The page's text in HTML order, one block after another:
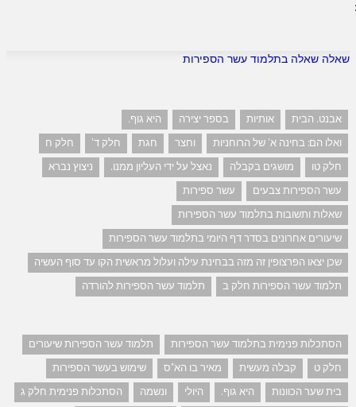
שאלה שאלה בתלמוד עשר הספירות
אבנט. הבית אותיות בספר יצירה
היא גוף.
ואלו הם: בחינה א' של הרוחניות
וחצר חגת חלק ד'
חלק ח
חלק טו
מושגים בקבלה נאצל על ידי העליון ממנו.
ניצוץ נברא
עשר הספירות צבעים
עשר ספירות
שאלות ותשובות בתלמוד עשר הספירות
שיעורים אחרונים בסדר דף היומי בתלמוד עשר הספירות
שכן יצאו הפרצופין זה מזה בבחינת עילה ועלול מראשית הקו עד סוף העשיה
תלמוד עשר הספירות חלק ב
תלמוד עשר הספירות להורדה
הסתכלות פנימית בתלמוד עשר הספירות
תלמוד עשר הספירות שיעורים
חלק ט
קבלה מעשית מאיר בו הא"ס
שימוש בעשר הספירות
בית שער הכוונות
היא גוף. היולי ונשמה
הסתכלות פנימית חלק ג